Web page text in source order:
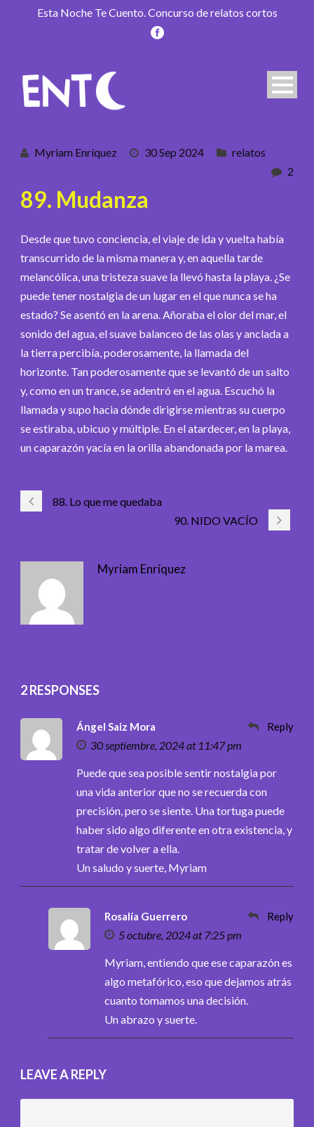
Esta Noche Te Cuento. Concurso de relatos cortos
Myriam Enríquez 30 Sep 2024
relatos
2
89. Mudanza
Desde que tuvo conciencia, el viaje de ida y vuelta había
transcurrido de la misma manera y, en aquella tarde
melancólica, una tristeza suave la llevó hasta la playa. ¿Se
puede tener nostalgia de un lugar en el que nunca se ha
estado? Se asentó en la arena. Añoraba el olor del mar, el
sonido del agua, el suave balanceo de las olas y anclada a
la tierra percibía, poderosamente, la llamada del
horizonte. Tan poderosamente que se levantó de un salto
y, como en un trance, se adentró en el agua. Escuchó la
llamada y supo hacia dónde dirigirse mientras su cuerpo
se estiraba, ubicuo y múltiple. En el atardecer, en la playa,
un caparazón yacía en la orilla abandonada por la marea.
88. Lo que me quedaba
90. NIDO VACÍO
Myriam Enríquez
2 RESPONSES
Ángel Saiz Mora
30 septiembre, 2024 at 11:47 pm
Reply
Puede que sea posible sentir nostalgia por
una vida anterior que no se recuerda con
precisión, pero se siente. Una tortuga puede
haber sido algo diferente en otra existencia, y
tratar de volver a ella.
Un saludo y suerte, Myriam
Rosalía Guerrero
5 octubre, 2024 at 7:25 pm
Reply
Myriam, entiendo que ese caparazón es
algo metafórico, eso que dejamos atrás
cuanto tomamos una decisión.
Un abrazo y suerte.
LEAVE A REPLY